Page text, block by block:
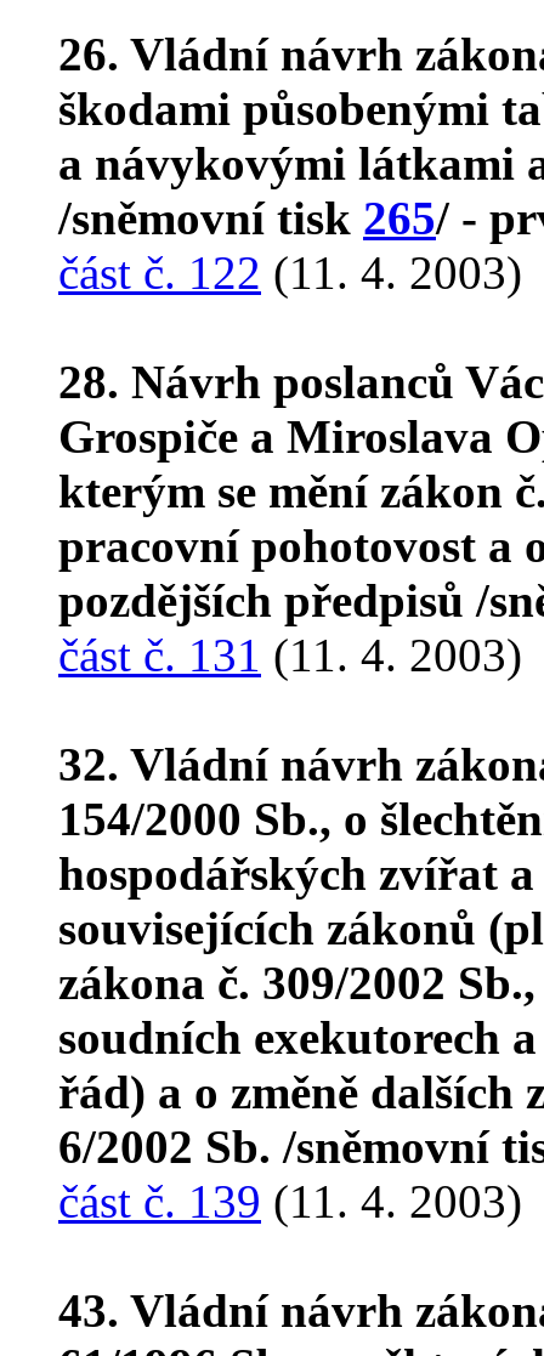
26. Vládní návrh
škodami působenými
a návykovými látkami
/sněmovní tisk 265/ -
část č. 122 (11. 4. 2003)
28. Návrh poslanců
Grospiče a Miroslava
kterým se mění zákon
pracovní pohotovost a
pozdějších předpisů /
část č. 131 (11. 4. 2003)
32. Vládní návrh
154/2000 Sb., o
hospodářských zvířat
souvisejících zákonů
zákona č. 309/2002
soudních exekutorech
řád) a o změně dalších
6/2002 Sb. /sněmovní
část č. 139 (11. 4. 2003)
43. Vládní návrh